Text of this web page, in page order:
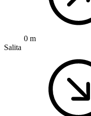
0 m
Salita